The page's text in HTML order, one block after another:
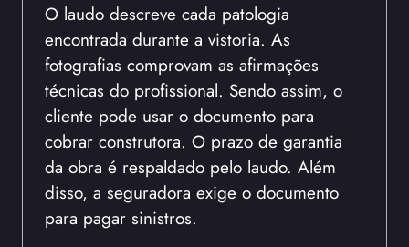
O laudo descreve cada patologia
encontrada durante a vistoria. As
fotografias comprovam as afirmações
técnicas do profissional. Sendo assim, o
cliente pode usar o documento para
cobrar construtora. O prazo de garantia
da obra é respaldado pelo laudo. Além
disso, a seguradora exige o documento
para pagar sinistros.